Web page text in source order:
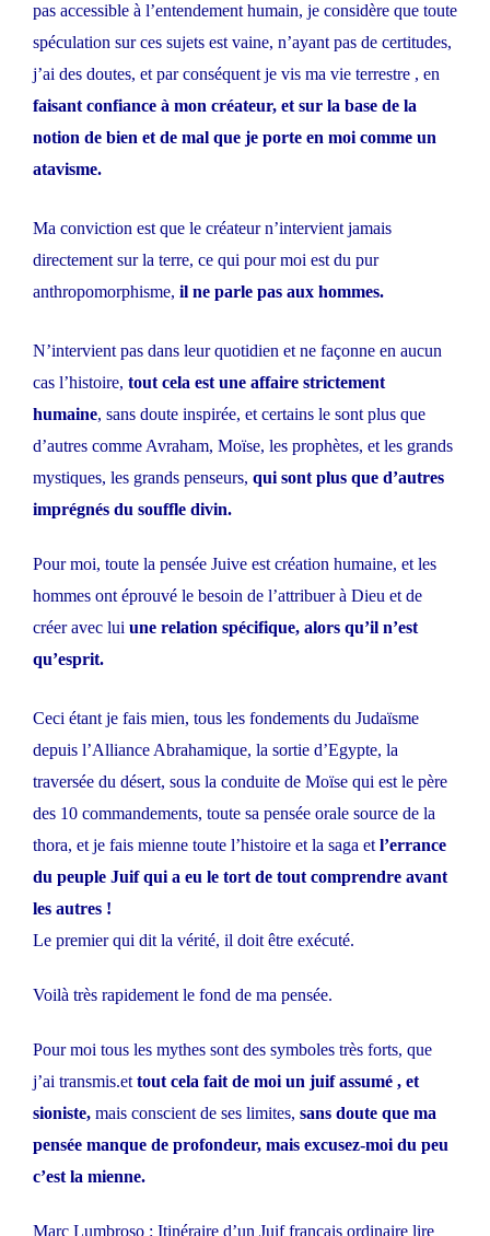
pas accessible à l’entendement humain, je considère que toute
spéculation sur ces sujets est vaine, n’ayant pas de certitudes,
j’ai des doutes, et par conséquent je vis ma vie terrestre , en
faisant confiance à mon créateur, et sur la base de la
notion de bien et de mal que je porte en moi comme un
atavisme.
Ma conviction est que le créateur n’intervient jamais
directement sur la terre, ce qui pour moi est du pur
anthropomorphisme, il ne parle pas aux hommes.
N’intervient pas dans leur quotidien et ne façonne en aucun
cas l’histoire, tout cela est une affaire strictement
humaine, sans doute inspirée, et certains le sont plus que
d’autres comme Avraham, Moïse, les prophètes, et les grands
mystiques, les grands penseurs, qui sont plus que d’autres
imprégnés du souffle divin.
Pour moi, toute la pensée Juive est création humaine, et les
hommes ont éprouvé le besoin de l’attribuer à Dieu et de
créer avec lui une relation spécifique, alors qu’il n’est
qu’esprit.
Ceci étant je fais mien, tous les fondements du Judaïsme
depuis l’Alliance Abrahamique, la sortie d’Egypte, la
traversée du désert, sous la conduite de Moïse qui est le père
des 10 commandements, toute sa pensée orale source de la
thora, et je fais mienne toute l’histoire et la saga et l’errance
du peuple Juif qui a eu le tort de tout comprendre avant
les autres !
Le premier qui dit la vérité, il doit être exécuté.
Voilà très rapidement le fond de ma pensée.
Pour moi tous les mythes sont des symboles très forts, que
j’ai transmis.et tout cela fait de moi un juif assumé , et
sioniste, mais conscient de ses limites, sans doute que ma
pensée manque de profondeur, mais excusez-moi du peu
c’est la mienne.
Marc Lumbroso : Itinéraire d’un Juif français ordinaire lire